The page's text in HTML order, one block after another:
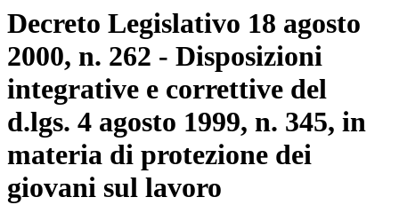
Decreto Legislativo 18 agosto
2000, n. 262 - Disposizioni
integrative e correttive del
d.lgs. 4 agosto 1999, n. 345, in
materia di protezione dei
giovani sul lavoro